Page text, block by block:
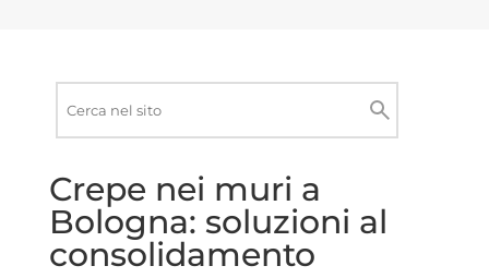
sito
Cerca
Crepe nei muri a
Bologna: soluzioni al
consolidamento